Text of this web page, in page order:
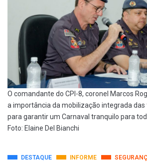
O comandante do CPI-8, coronel Marcos
a importância da mobilização integrada
para garantir um Carnaval tranquilo para
Foto: Elaine Del Bianchi
DESTAQUE INFORME